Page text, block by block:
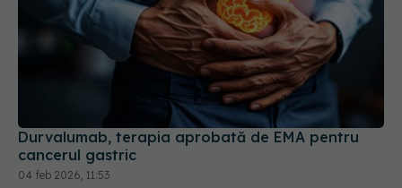
Durvalumab, terapia aprobată de EMA pentru
cancerul gastric
04 feb 2026, 11:53